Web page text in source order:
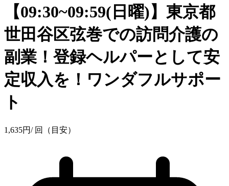
【09:30~09:59(日曜)】東京都
世田谷区弦巻での訪問介護の
副業！登録ヘルパーとして安
定収入を！ワンダフルサポー
ト
1,635円/ 回（目安）